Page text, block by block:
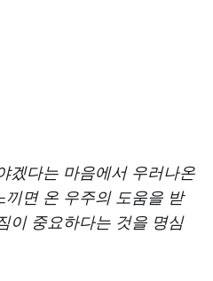
겠다는 마음에서 우러나온
면 온 우주의 도움을 받
이 중요하다는 것을 명심